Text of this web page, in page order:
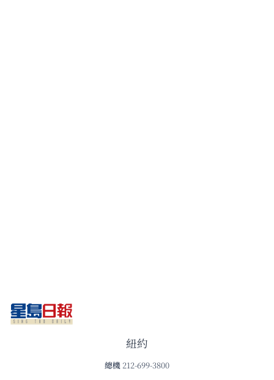
紐約
總機 212-699-3800